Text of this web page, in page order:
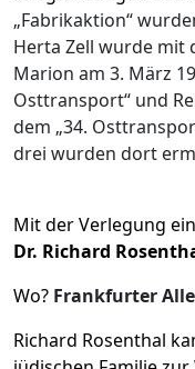
„Fabrikaktion“
Herta Zell wurde mit
Marion am 3. März
Osttransport“ und
dem „34.
drei wurden dort
Mit der Verlegung
Dr. Richard
Wo? Frankfurter
Richard Rosenthal